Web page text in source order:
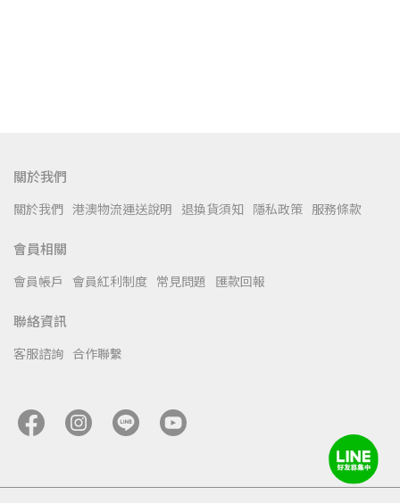
關於我們
關於我們 港澳物流運送說明 退換貨須知 隱私政策 服務條款
會員相關
會員帳戶 會員紅利制度 常見問題 匯款回報
聯絡資訊
客服諮詢 合作聯繫